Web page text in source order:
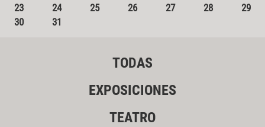
23
24 25 26 27 28
29
30
31
TODAS
EXPOSICIONES
TEATRO